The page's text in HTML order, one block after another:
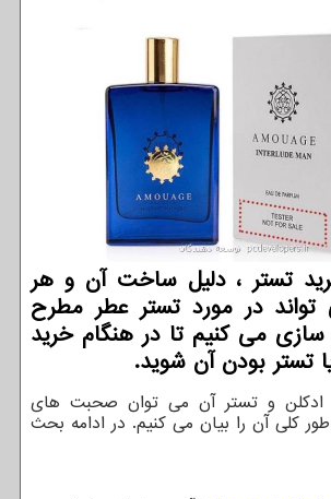
تستر ، دلیل ساخت آن و هر
در مورد تستر عطر مطرح
می كنیم تا در هنگام خرید
تستر بودن آن شوید.
ادکلن و تستر آن می توان صحبت های
كلی آن را بیان می كنیم. در ادامه بحث